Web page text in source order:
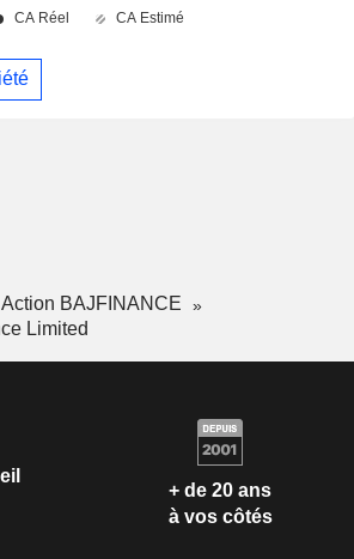
Action BAJFINANCE
Limited
+ de 20 ans
à vos côtés